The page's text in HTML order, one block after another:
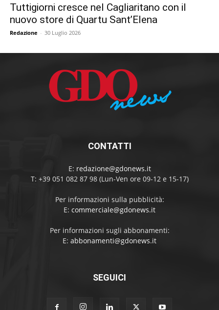
Tuttigiorni cresce nel Cagliaritano con il
nuovo store di Quartu Sant’Elena
Redazione - 30 Luglio 2026
CONTATTI
E: redazione@gdonews.it
T: +39 051 082 87 98 (Lun-Ven ore 09-12 e 15-17)
Per informazioni sulla pubblicità:
E: commerciale@gdonews.it
Per informazioni sugli abbonamenti:
E: abbonamenti@gdonews.it
SEGUICI